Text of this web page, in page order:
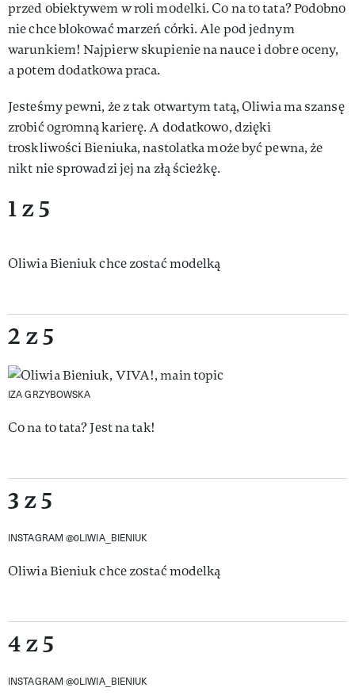
przed obiektywem w roli modelki. Co na to tata? Podobno
nie chce blokować marzeń córki. Ale pod jednym
warunkiem! Najpierw skupienie na nauce i dobre oceny,
a potem dodatkowa praca.
Jesteśmy pewni, że z tak otwartym tatą, Oliwia ma szansę
zrobić ogromną karierę. A dodatkowo, dzięki
troskliwości Bieniuka, nastolatka może być pewna, że
nikt nie sprowadzi jej na złą ścieżkę.
1 z 5
Oliwia Bieniuk chce zostać modelką
2 z 5
IZA GRZYBOWSKA
Co na to tata? Jest na tak!
3 z 5
INSTAGRAM @0LIWIA_BIENIUK
Oliwia Bieniuk chce zostać modelką
4 z 5
INSTAGRAM @0LIWIA_BIENIUK